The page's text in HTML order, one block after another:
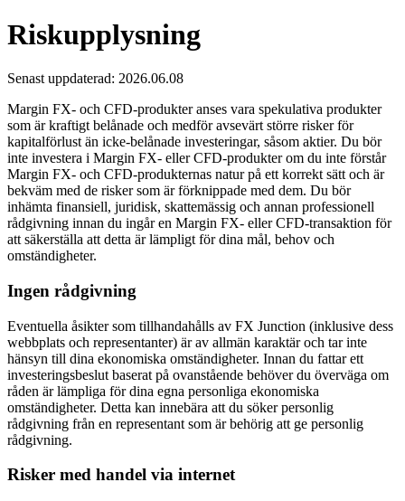
Riskupplysning
Senast uppdaterad: 2026.06.08
Margin FX- och CFD-produkter anses vara spekulativa produkter
som är kraftigt belånade och medför avsevärt större risker för
kapitalförlust än icke-belånade investeringar, såsom aktier. Du bör
inte investera i Margin FX- eller CFD-produkter om du inte förstår
Margin FX- och CFD-produkternas natur på ett korrekt sätt och är
bekväm med de risker som är förknippade med dem. Du bör
inhämta finansiell, juridisk, skattemässig och annan professionell
rådgivning innan du ingår en Margin FX- eller CFD-transaktion för
att säkerställa att detta är lämpligt för dina mål, behov och
omständigheter.
Ingen rådgivning
Eventuella åsikter som tillhandahålls av FX Junction (inklusive dess
webbplats och representanter) är av allmän karaktär och tar inte
hänsyn till dina ekonomiska omständigheter. Innan du fattar ett
investeringsbeslut baserat på ovanstående behöver du överväga om
råden är lämpliga för dina egna personliga ekonomiska
omständigheter. Detta kan innebära att du söker personlig
rådgivning från en representant som är behörig att ge personlig
rådgivning.
Risker med handel via internet